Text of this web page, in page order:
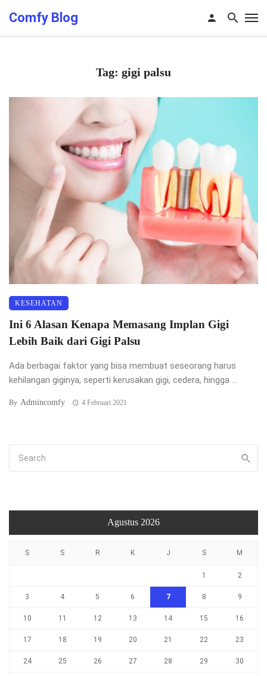
Comfy Blog
Tag: gigi palsu
KESEHATAN
Ini 6 Alasan Kenapa Memasang Implan Gigi
Lebih Baik dari Gigi Palsu
Ada berbagai faktor yang bisa membuat seseorang harus
kehilangan giginya, seperti kerusakan gigi, cedera, hingga ...
By Admincomfy 4 Februari 2021
Agustus 2026
S S R K J S M
1 2
3 4 5 6 7 8 9
10 11 12 13 14 15 16
17 18 19 20 21 22 23
24 25 26 27 28 29 30